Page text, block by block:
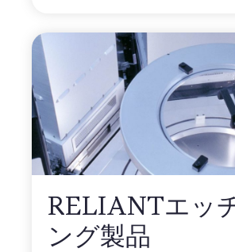
RELIANTエッ
ング製品